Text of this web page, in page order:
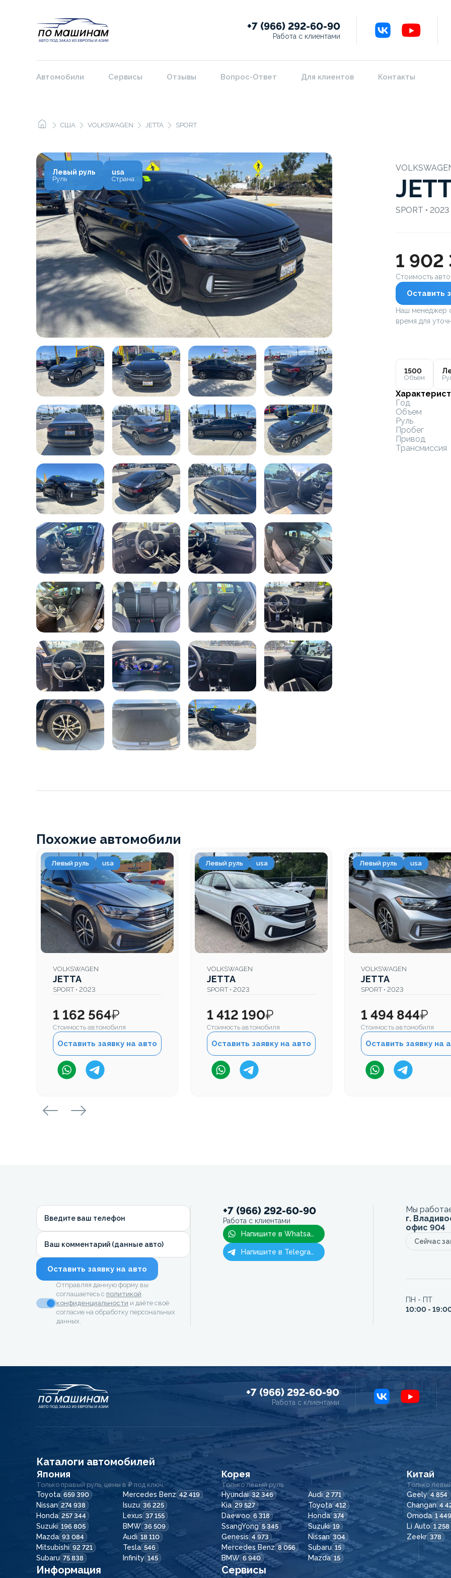
+7 (966) 292-60-90
Работа с клиентами
Автомобили Сервисы Отзывы Вопрос-Ответ Для клиентов Контакты
США VOLKSWAGEN JETTA SPORT
SPORT •
Левый руль
Руль
usa
Страна
1 902
Стоимость
Оставить
Наш менеджер
время для
1500
Объем
Год
Объем
Руль
Пробег
Привод
Трансмиссия
Похожие автомобили
Левый руль usa
VOLKSWAGEN
JETTA
SPORT • 2023
1 162 564₽
Стоимость автомобиля
Оставить заявку на авто
Левый руль usa
VOLKSWAGEN
JETTA
SPORT • 2023
1 412 190₽
Стоимость автомобиля
Оставить заявку на авто
Левый руль usa
VOLKSWAGEN
JETTA
SPORT • 2023
1 494 844₽
Стоимость автомобиля
Оставить заявку на
Введите ваш телефон
Ваш комментарий (данные авто)
Оставить заявку на авто
Отправляя данную форму вы
соглашаетесь с политикой
конфиденциальности и даёте своё
согласие на обработку персональных
данных.
+7 (966) 292-60-90
Работа с клиентами
Напишите в Whatsapp
Напишите в Telegram
Мы
г.
офис 904
Сейчас
ПН - ПТ
10:00 -
+7 (966) 292-60-90
Работа с клиентами
Каталоги автомобилей
Япония
Только правый руль, цены в ₽ под ключ.
Toyota 659 390 Mercedes Benz 42 419
Nissan 274 938 Isuzu 36 225
Honda 257 344 Lexus 37 155
Suzuki 196 805 BMW 36 509
Mazda 93 084 Audi 18 110
Mitsubishi 92 721 Tesla 546
Subaru 75 838 Infinity 145
Корея
Только левый руль
Hyundai 32 346 Audi 2 771
Kia 29 527 Toyota 412
Daewoo 6 318 Honda 374
SsangYong 5 345 Suzuki 19
Genesis 4 973 Nissan 304
Mercedes Benz 8 056 Subaru 15
BMW 6 940 Mazda 15
Китай
Только
Geely 4 854
Changan 4
Omoda 1 449
Li Auto 1 258
Zeekr 378
Информация Сервисы